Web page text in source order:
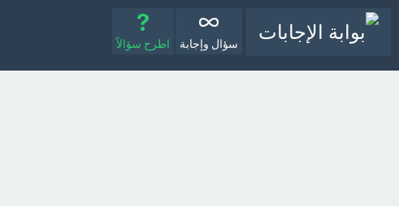
سؤال وإجابة اطرح سؤالاً